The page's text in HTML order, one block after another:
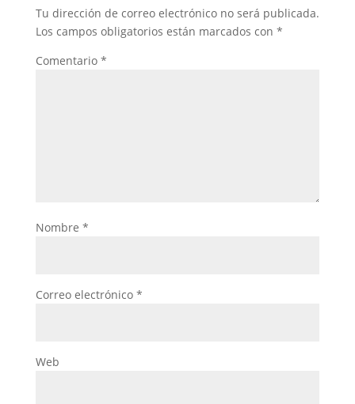
Tu dirección de correo electrónico no será publicada.
Los campos obligatorios están marcados con *
Comentario *
Nombre *
Correo electrónico *
Web